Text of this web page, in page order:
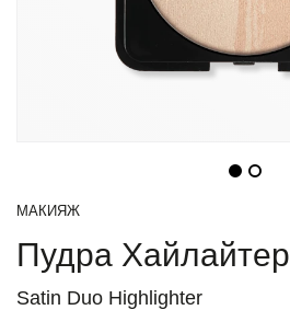
МАКИЯЖ
Пудра Хайлайтер
Satin Duo Highlighter